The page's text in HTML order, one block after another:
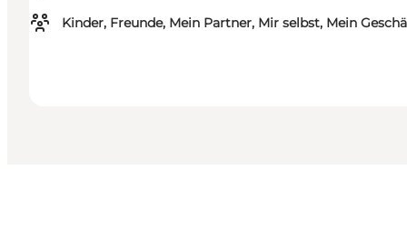
Kinder, Freunde, Mein Partner, Mir selbst, Mein